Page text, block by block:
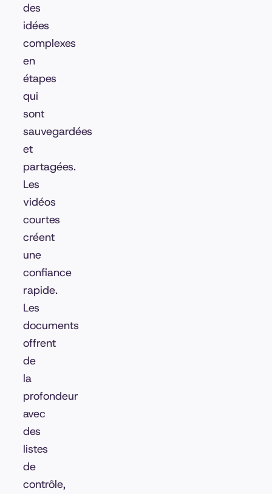
des
idées
complexes
en
étapes
qui
sont
sauvegardées
et
partagées.
Les
vidéos
courtes
créent
une
confiance
rapide.
Les
documents
offrent
de
la
profondeur
avec
des
listes
de
contrôle,